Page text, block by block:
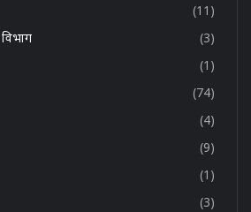
(11)
(3)
(1)
(74)
(4)
(9)
(1)
(3)